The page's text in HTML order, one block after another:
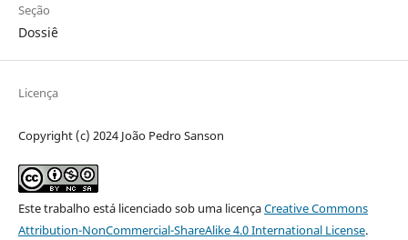
Seção
Dossiê
Licença
Copyright (c) 2024 João Pedro Sanson
Este trabalho está licenciado sob uma licençaCreative Commons
Attribution-NonCommercial-ShareAlike 4.0 International License.